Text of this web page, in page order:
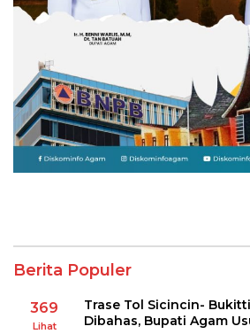
Berita Populer
369
Lihat
Trase Tol Sicincin-
Dibahas, Bupati Agam